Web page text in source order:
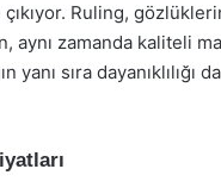
Ruling,
aynı zamanda kaliteli
yanı sıra dayanıklılığı da